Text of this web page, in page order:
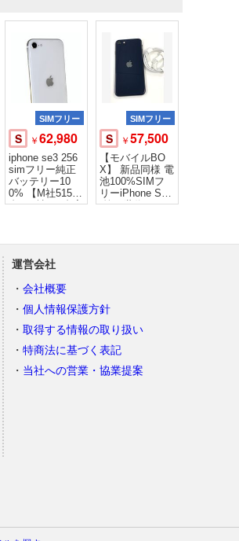
SIMフリー
S ￥62,980
iphone se3 256
simフリー純正
バッテリー10
0% 【M社515
台・R社200台実
SIMフリー
S ￥57,500
【モバイルBO
X】 新品同様 電
池100%SIMフ
リーiPhone SE
(第３世代) 128G
運営会社
会社概要
個人情報保護方針
取得する情報の取り扱い
特商法に基づく表記
当社への営業・協業提案